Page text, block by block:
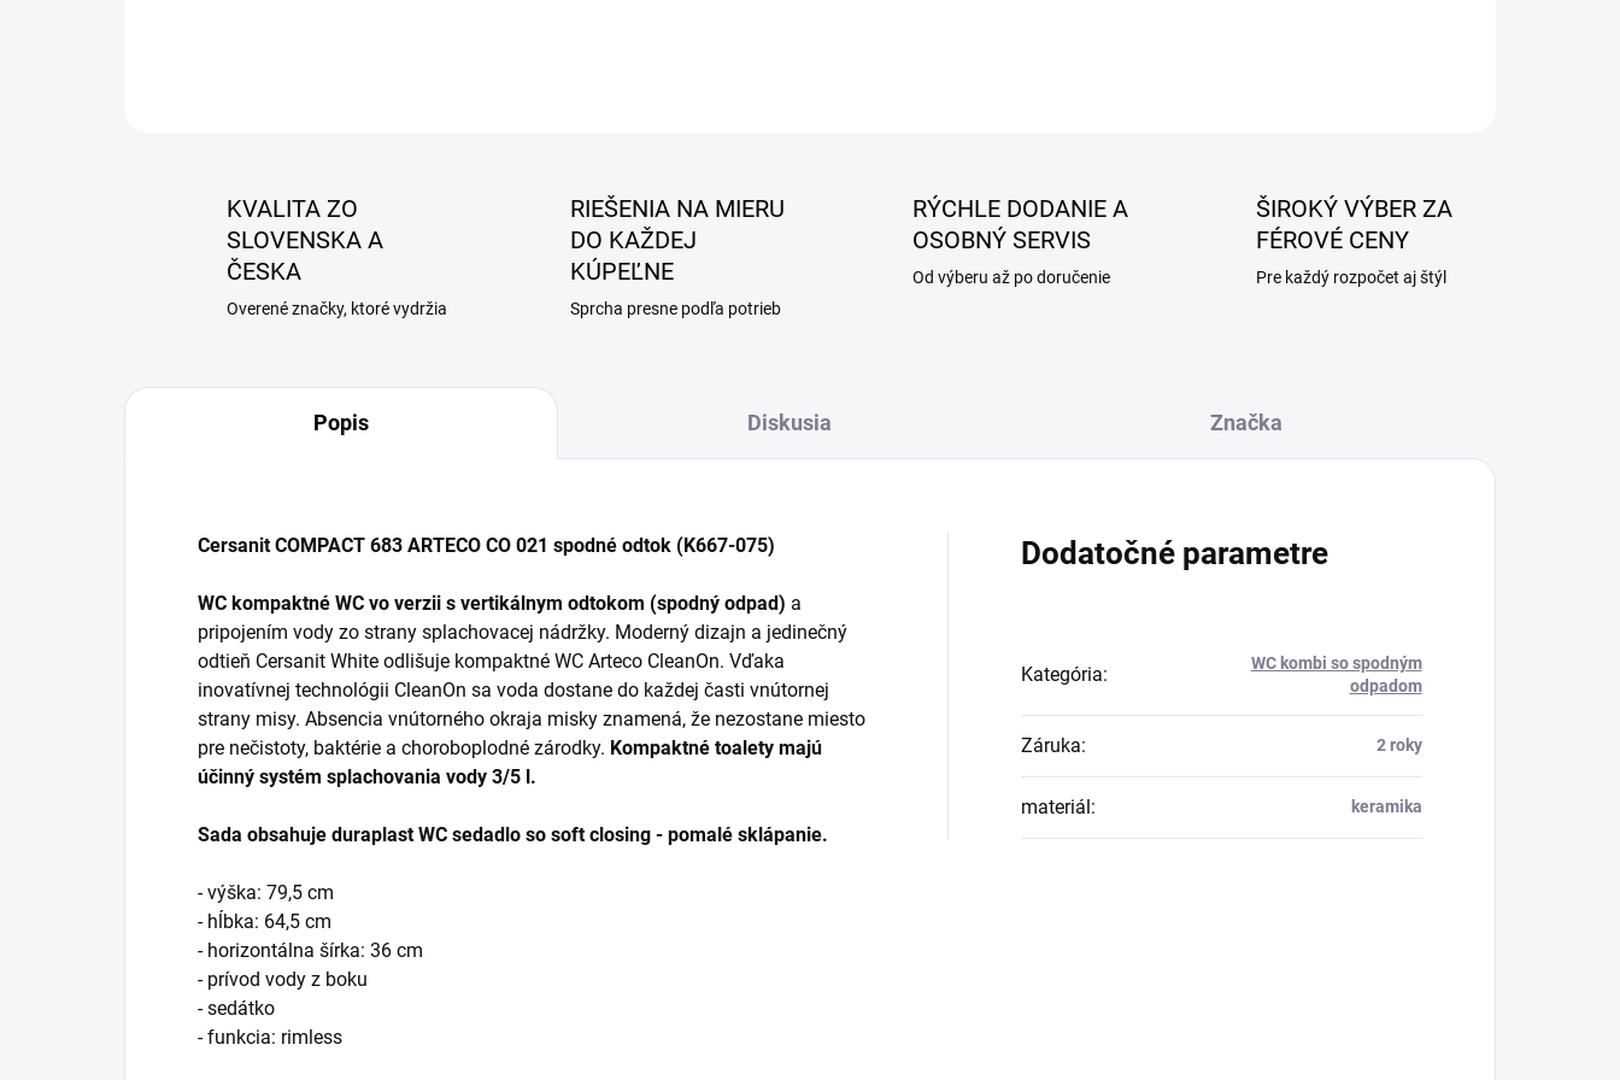
KVALITA ZO
SLOVENSKA A
ČESKA
Overené značky, ktoré vydržia
RIEŠENIA NA MIERU
DO KAŽDEJ
KÚPEĽNE
Sprcha presne podľa potrieb
RÝCHLE DODANIE A
OSOBNÝ SERVIS
Od výberu až po doručenie
ŠIROKÝ VÝBER ZA
FÉROVÉ CENY
Pre každý rozpočet aj štýl
Popis Diskusia Značka
Cersanit COMPACT 683 ARTECO CO 021 spodné odtok (K667-075)
WC kompaktné WC vo verzii s vertikálnym odtokom (spodný odpad) a
pripojením vody zo strany splachovacej nádržky. Moderný dizajn a jedinečný
odtieň Cersanit White odlišuje kompaktné WC Arteco CleanOn. Vďaka
inovatívnej technológii CleanOn sa voda dostane do každej časti vnútornej
strany misy. Absencia vnútorného okraja misky znamená, že nezostane miesto
pre nečistoty, baktérie a choroboplodné zárodky. Kompaktné toalety majú
účinný systém splachovania vody 3/5 l.
Sada obsahuje duraplast WC sedadlo so soft closing - pomalé sklápanie.
- výška: 79,5 cm
- hĺbka: 64,5 cm
- horizontálna šírka: 36 cm
- prívod vody z boku
- sedátko
- funkcia: rimless
Dodatočné parametre
Kategória:
WC kombi so spodným
odpadom
Záruka: 2 roky
materiál: keramika